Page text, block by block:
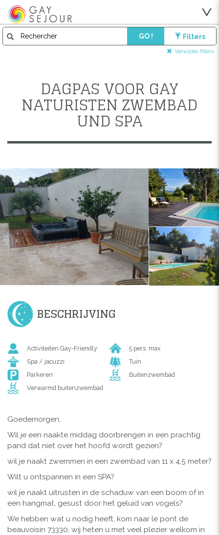
GO ! Filters
Verwijder filters
DAGPAS VOOR GAY
NATURISTEN ZWEMBAD
UND SPA
BESCHRIJVING
Activiteiten Gay-Friendly
5 pers. max
Spa / jacuzzi
Tuin
Parkeren
Buitenzwembad
Verwarmd buitenzwembad
Goedemorgen,
Wil je een naakte middag doorbrengen in een prachtig
pand dat niet over het hoofd wordt gezien?
wil je naakt zwemmen in een zwembad van 11 x 4,5 meter?
Wilt u ontspannen in een SPA?
wil je naakt uitrusten in de schaduw van een boom of in
een hangmat, gesust door het geluid van vogels?
We hebben wat u nodig heeft, kom naar le pont de
beauvoisin 73330, wij heten u met veel plezier welkom in